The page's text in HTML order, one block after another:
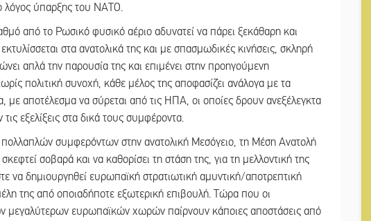
λόγος ύπαρξης του ΝΑΤΟ.
από το Ρωσικό φυσικό αέριο αδυνατεί να πάρει ξεκάθαρη και
στα ανατολικά της και με σπασμωδικές κινήσεις, σκληρή
απλά την παρουσία της και επιμένει στην προηγούμενη
πολιτική συνοχή, κάθε μέλος της αποφασίζει ανάλογα με τα
με αποτέλεσμα να σύρεται από τις ΗΠΑ, οι οποίες δρουν ανεξέλεγκτα
εξελίξεις στα δικά τους συμφέροντα.
συμφερόντων στην ανατολική Μεσόγειο, τη Μέση Ανατολή
σοβαρά και να καθορίσει τη στάση της, για τη μελλοντική της
να δημιουργηθεί ευρωπαϊκή στρατιωτική αμυντική/αποτρεπτική
της από οποιαδήποτε εξωτερική επιβουλή. Τώρα που οι
μεγαλύτερων ευρωπαϊκών χωρών παίρνουν κάποιες αποστάσεις από